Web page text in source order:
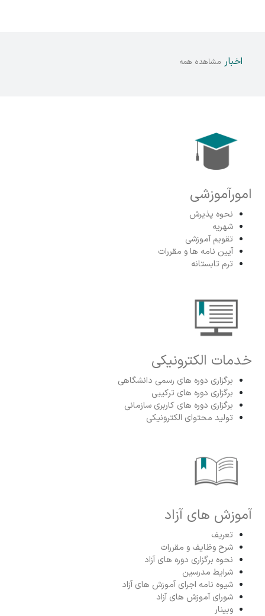
اخبار مشاهده همه
امورآموزشی
نحوه پذیرش
شهریه
تقویم آموزشی
آیین نامه ها و مقررات
ترم تابستانه
خدمات الکترونیکی
برگزاری دوره های رسمی دانشگاهی
برگزاری دوره های ترکیبی
برگزاری دوره های کاربری سازمانی
تولید محتوای الکترونیکی
آموزش های آزاد
تعریف
شرح وظایف و مقررات
نحوه برگزاری دوره های آزاد
شرایط مدرسین
شیوه نامه اجرای آموزش های آزاد
شورای آموزش های آزاد
وبینار